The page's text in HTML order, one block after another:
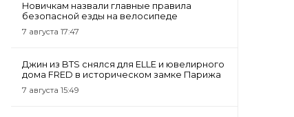
Новичкам назвали главные правила
безопасной езды на велосипеде
7 августа 17:47
Джин из BTS снялся для ELLE и ювелирного
дома FRED в историческом замке Парижа
7 августа 15:49